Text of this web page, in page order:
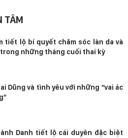
TÂM
tiết lộ bí quyết chăm sóc làn da và
những tháng cuối thai kỳ
Dũng và tình yêu với những “vai ác
Danh tiết lộ cái duyên đặc biệt